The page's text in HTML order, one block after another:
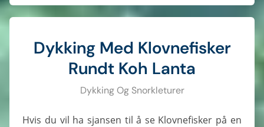
Dykking Med Klovnefisker
Rundt Koh Lanta
Dykking Og Snorkleturer
Hvis du vil ha sjansen til å se Klovnefisker på en